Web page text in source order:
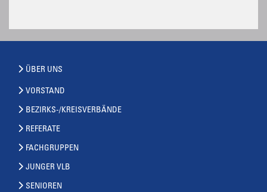
ÜBER UNS
VORSTAND
BEZIRKS-/KREISVERBÄNDE
REFERATE
FACHGRUPPEN
JUNGER VLB
SENIOREN